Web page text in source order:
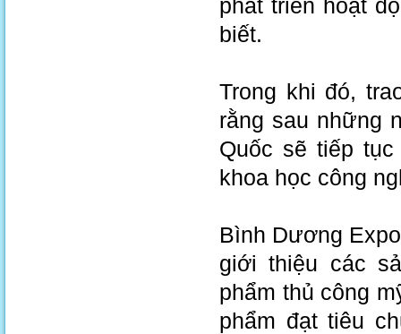
phát triển hoạt
biết.
Trong khi đó,
rằng sau những
Quốc sẽ tiếp
khoa học công
Bình Dương
giới thiệu các
phẩm thủ công
phẩm đạt tiêu